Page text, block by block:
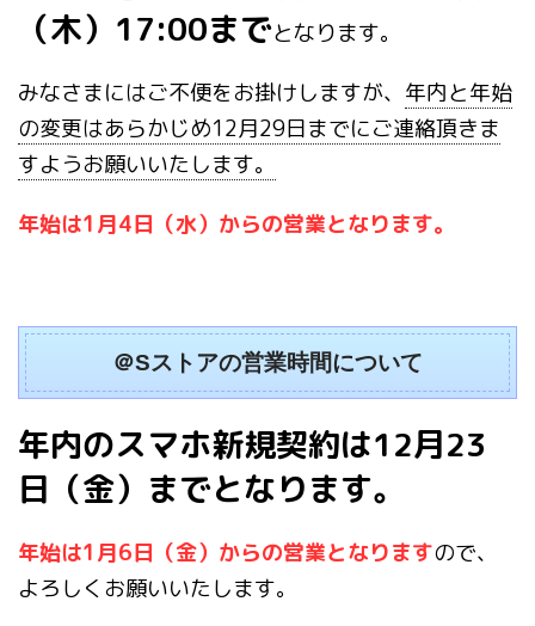
（木）17:00までとなります。
みなさまにはご不便をお掛けしますが、 年内と年始
の変更はあらかじめ12月29日までにご連絡頂きま
すようお願いいたします。
年始は1月4日（水）からの営業となります。
＠Sストアの営業時間について
年内のスマホ新規契約は12月23
日（金）までとなります。
年始は1月6日（金）からの営業となりますので、
よろしくお願いいたします。